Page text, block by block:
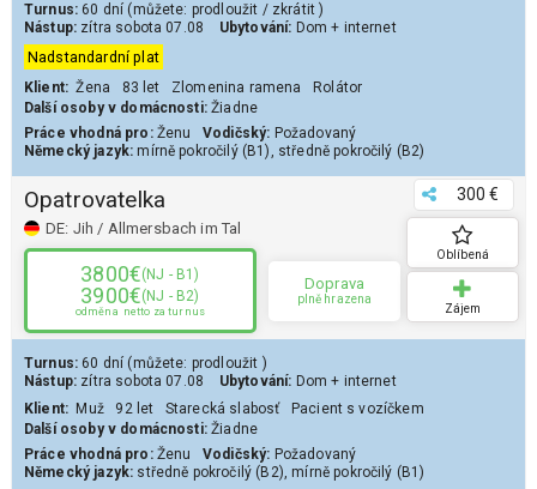
Turnus: 60 dní (můžete: prodloužit / zkrátit)
Nástup: zítra sobota 07.08 Ubytování: Dom + internet
Nadstandardní plat
Klient: Žena 83 let Zlomenina ramena
Rolátor
Další osoby v domácnosti: Žiadne
Práce vhodná pro:Ženu Vodičský: Požadovaný
Německý jazyk: mírně pokročilý (B1), středně pokročilý (B2)
Opatrovatelka
DE: Jih / Allmersbach im Tal
300 €
3800€(NJ - B1)
3900€(NJ - B2)
odměna netto za turnus
Doprava
plně hrazena
Oblíbená
Zájem
Turnus: 60 dní (můžete: prodloužit )
Nástup: zítra sobota 07.08 Ubytování: Dom + internet
Klient: Muž 92 let Starecká slabosť
Pacient s vozíčkem
Další osoby v domácnosti: Žiadne
Práce vhodná pro:Ženu Vodičský: Požadovaný
Německý jazyk: středně pokročilý (B2),mírně pokročilý (B1)